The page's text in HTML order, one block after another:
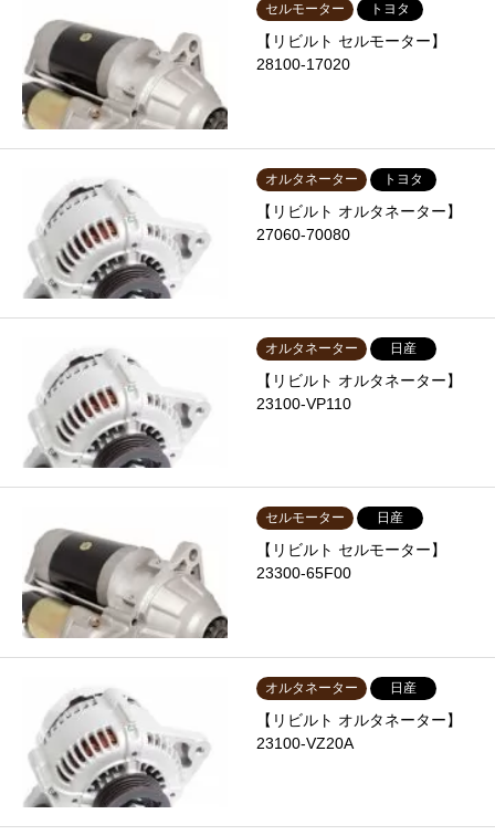
セルモーター トヨタ
【リビルト セルモーター】
28100-17020
オルタネーター トヨタ
【リビルト オルタネーター】
27060-70080
オルタネーター 日産
【リビルト オルタネーター】
23100-VP110
セルモーター 日産
【リビルト セルモーター】
23300-65F00
オルタネーター 日産
【リビルト オルタネーター】
23100-VZ20A